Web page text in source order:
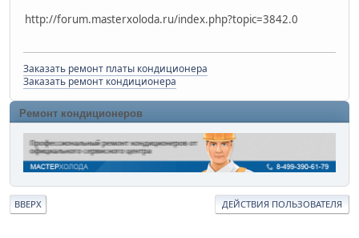
http://forum.masterxoloda.ru/index.php?topic=3842.0
Заказать ремонт платы кондиционера
Заказать ремонт кондиционера
Ремонт кондиционеров
ВВЕРХ ДЕЙСТВИЯ ПОЛЬЗОВАТЕЛЯ